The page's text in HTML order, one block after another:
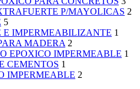
P/MAYOLICAS 2
5
E IMPERMEABILIZANTE 1
MADERA 2
EPOXICO IMPERMEABLE 1
CEMENTOS 1
IMPERMEABLE 2